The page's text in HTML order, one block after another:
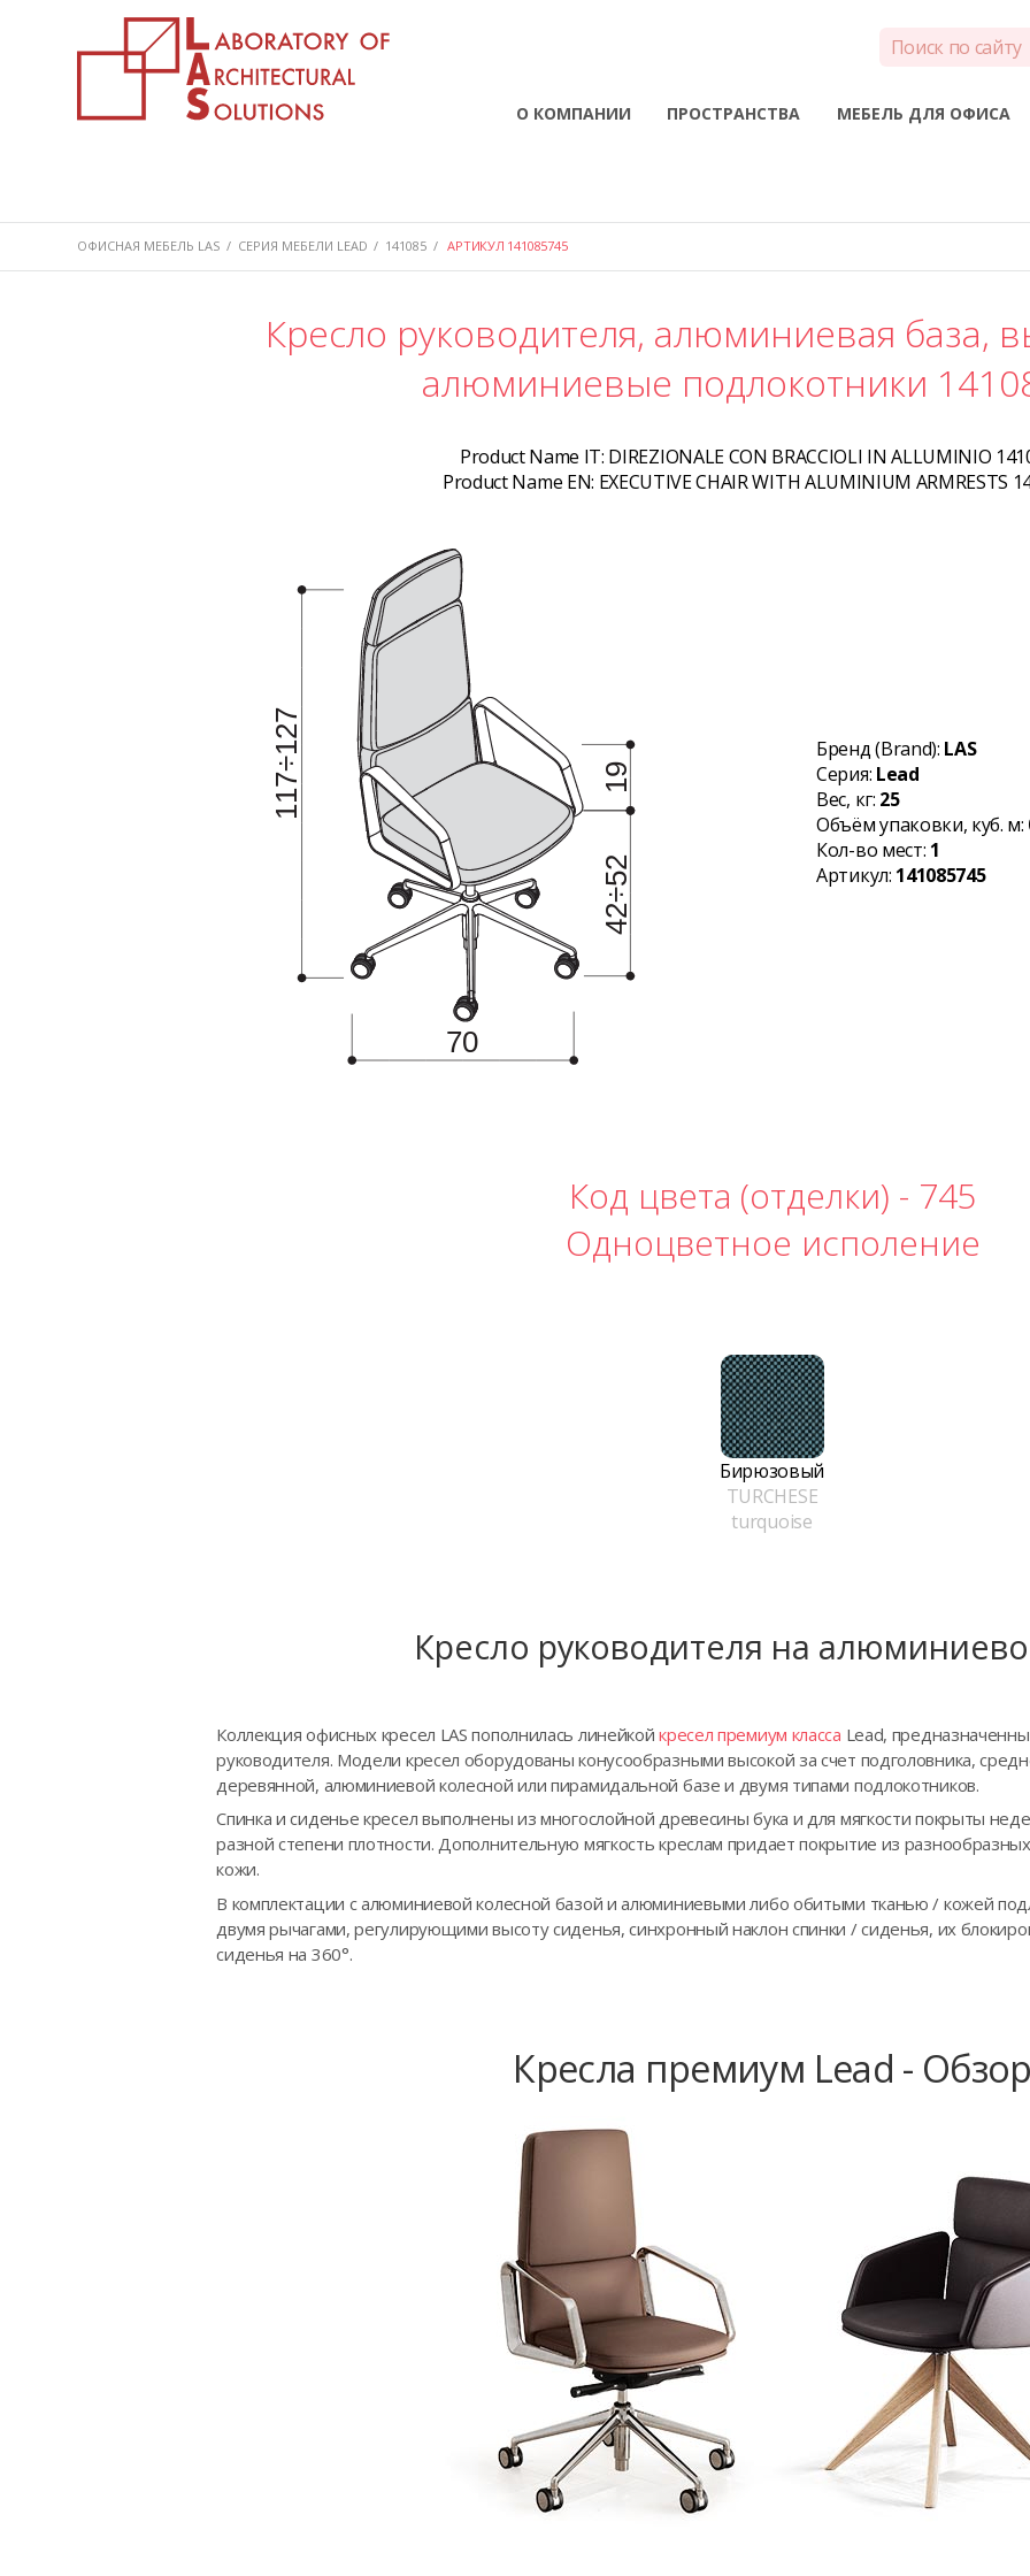
О КОМПАНИИ ПРОСТРАНСТВА МЕБЕЛЬ ДЛЯ ОФИСА
ОФИСНАЯ МЕБЕЛЬ LAS / СЕРИЯ МЕБЕЛИ LEAD / 141085 / АРТИКУЛ 141085745
Кресло руководителя, алюминиевая база,
алюминиевые подлокотники
Product Name IT: DIREZIONALE CON BRACCIOLI IN ALLUMINIO
Product Name EN: EXECUTIVE CHAIR WITH ALUMINIUM ARMRESTS
Бренд (Brand): LAS
Серия: Lead
Вес, кг: 25
Объём упаковки, куб. м:
Кол-во мест: 1
Артикул: 141085745
Код цвета (отделки) - 745
Одноцветное исполение
Бирюзовый
TURCHESE
turquoise
Кресло руководителя на
Коллекция офисных кресел LAS пополнилась линейкойкресел премиум класса Lead,
руководителя. Модели кресел оборудованы конусообразными высокой за счет подголовника,
деревянной, алюминиевой колесной или пирамидальной базе и двумя типами подлокотников.
Спинка и сиденье кресел выполнены из многослойной древесины бука и для мягкости покрыты
разной степени плотности. Дополнительную мягкость креслам придает покрытие из
кожи.
В комплектации с алюминиевой колесной базой и алюминиевыми либо обитыми тканью / кожей
двумя рычагами, регулирующими высоту сиденья, синхронный наклон спинки / сиденья, их
сиденья на 360°.
Кресла премиум Lead -